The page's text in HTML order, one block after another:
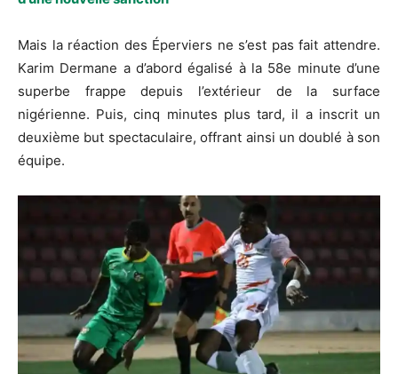
Mais la réaction des Éperviers ne s’est pas fait attendre.
Karim Dermane a d’abord égalisé à la 58e minute d’une
superbe frappe depuis l’extérieur de la surface
nigérienne. Puis, cinq minutes plus tard, il a inscrit un
deuxième but spectaculaire, offrant ainsi un doublé à son
équipe.